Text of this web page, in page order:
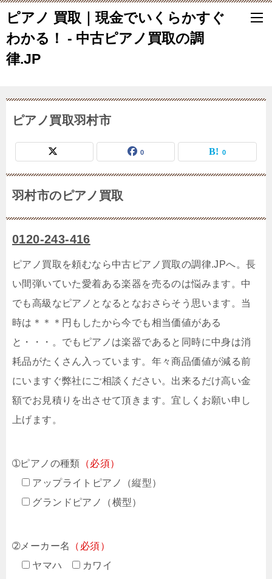
ピアノ 買取｜現金でいくらかすぐ
わかる！ - 中古ピアノ買取の調
律.JP
ピアノ買取羽村市
0 0
羽村市のピアノ買取
0120-243-416
ピアノ買取を頼むなら中古ピアノ買取の調律.JPへ。長
い間弾いていた愛着ある楽器を売るのは悩みます。中
でも高級なピアノとなるとなおさらそう思います。当
時は＊＊＊円もしたから今でも相当価値がある
と・・・。でもピアノは楽器であると同時に中身は消
耗品がたくさん入っています。年々商品価値が減る前
にいますぐ弊社にご相談ください。出来るだけ高い金
額でお見積りを出させて頂きます。宜しくお願い申し
上げます。
➀ピアノの種類 （必須）
アップライトピアノ（縦型）
グランドピアノ（横型）
➁メーカー名
（必須）
ヤマハ
カワイ